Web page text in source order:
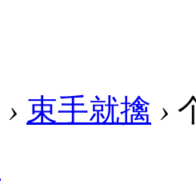
› 束手就擒 ›